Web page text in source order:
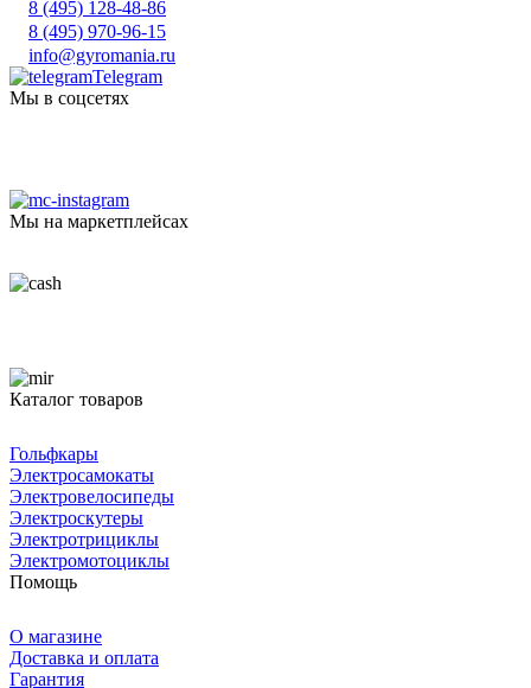
8 (495) 128-48-86
8 (495) 970-96-15
info@gyromania.ru
Telegram
Мы в соцсетях
Мы на маркетплейсах
Каталог товаров
Гольфкары
Электросамокаты
Электровелосипеды
Электроскутеры
Электротрициклы
Электромотоциклы
Помощь
О магазине
Доставка и оплата
Гарантия